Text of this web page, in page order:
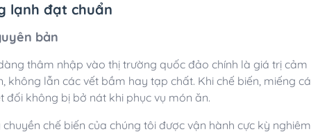
lạnh đạt chuẩn
bản
thâm nhập vào thị trường quốc đảo chính là giá trị cảm
lẫn các vết bầm hay tạp chất. Khi chế biến, miếng cá
không bị bở nát khi phục vụ món ăn.
chế biến của chúng tôi được vận hành cực kỳ nghiêm